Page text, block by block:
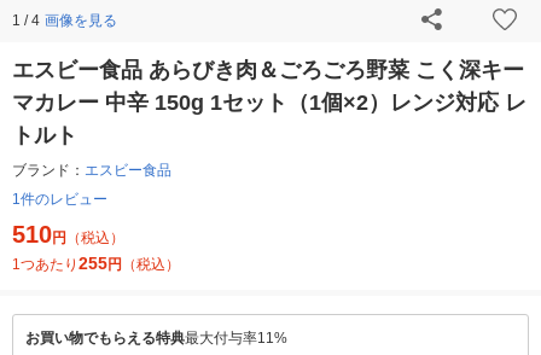
1 / 4 画像を見る
エスビー食品 あらびき肉＆ごろごろ野菜 こく深キー
マカレー 中辛 150g 1セット（1個×2）レンジ対応 レ
トルト
ブランド： エスビー食品
1件のレビュー
510円
（税込）
1つあたり 255円 （税込）
お買い物でもらえる特典最大付与率11%